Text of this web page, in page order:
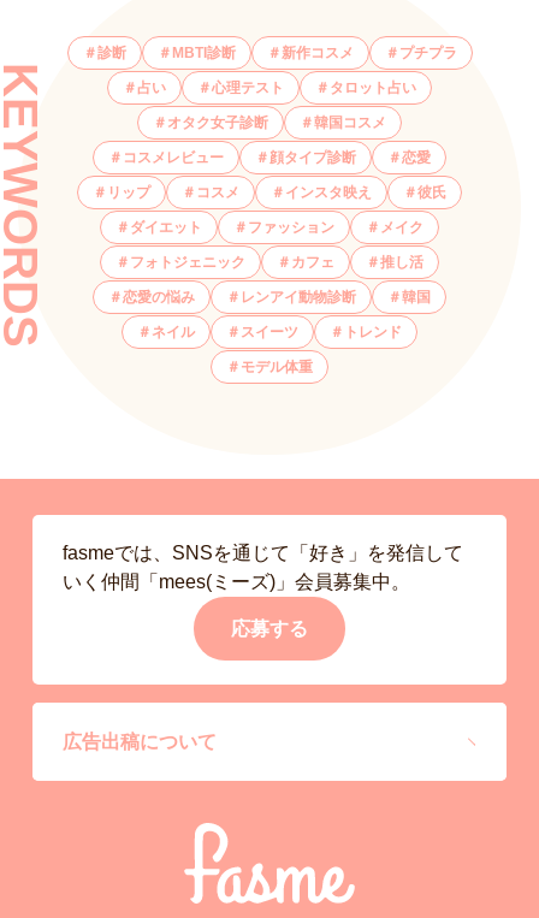
診断 MBTI診断 新作コスメ プチプラ
占い 心理テスト タロット占い
オタク女子診断 韓国コスメ
コスメレビュー 顔タイプ診断 恋愛
リップ コスメ インスタ映え 彼氏
ダイエット ファッション メイク
フォトジェニック カフェ 推し活
恋愛の悩み レンアイ動物診断 韓国
ネイル スイーツ トレンド
モデル体重
fasmeでは、SNSを通じて「好き」を発信して
いく仲間「mees(ミーズ)」会員募集中。
応募する
広告出稿について